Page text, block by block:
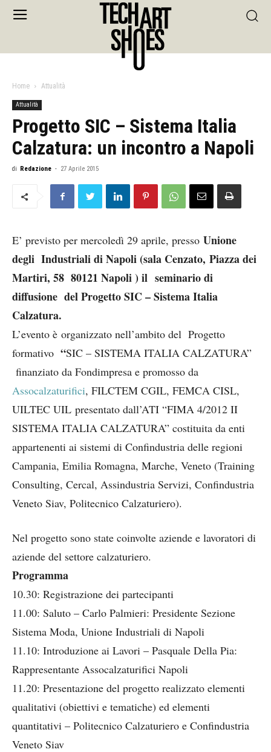
Home Attualità
Attualità
Progetto SIC – Sistema Italia
Calzatura: un incontro a Napoli
di Redazione - 27 Aprile 2015
E’ previsto per mercoledì 29 aprile, presso Unione
degli Industriali di Napoli (sala Cenzato, Piazza dei
Martiri, 58 80121 Napoli) il seminario di
diffusione del Progetto SIC – Sistema Italia
Calzatura.
L’evento è organizzato nell’ambito del Progetto
formativo “SIC – SISTEMA ITALIA CALZATURA”
finanziato da Fondimpresa e promosso da
Assocalzaturifici, FILCTEM CGIL, FEMCA CISL,
UILTEC UIL presentato dall’ATI “FIMA 4/2012 II
SISTEMA ITALIA CALZATURA” costituita da enti
appartenenti ai sistemi di Confindustria delle regioni
Campania, Emilia Romagna, Marche, Veneto (Training
Consulting, Cercal, Assindustria Servizi, Confindustria
Veneto Siav, Politecnico Calzaturiero).
Nel progetto sono state coinvolte aziende e lavoratori di
aziende del settore calzaturiero.
Programma
10.30: Registrazione dei partecipanti
11.00: Saluto – Carlo Palmieri: Presidente Sezione
Sistema Moda, Unione Industriali di Napoli
11.10: Introduzione ai Lavori – Pasquale Della Pia:
Rappresentante Assocalzaturifici Napoli
11.20: Presentazione del progetto realizzato elementi
qualitativi (obiettivi e tematiche) ed elementi
quantitativi – Politecnico Calzaturiero e Confindustria
Veneto Siav